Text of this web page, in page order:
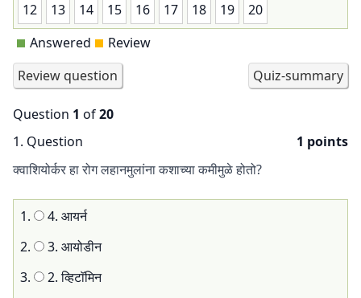
12
13 14 15 16 17 18 19
20
Answered
Review
Question 1 of20
1. Question
1 points
क्वाशियोर्कर हा रोग लहानमुलांना कशाच्या कमीमुळे होतो?
1.
4. आयर्न
2.
3. आयोडीन
3.
2. व्हिटाॅमिन